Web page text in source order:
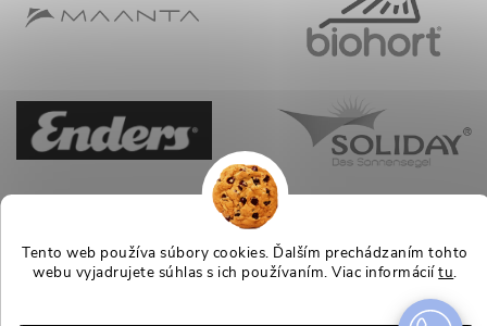
Tento web používa súbory cookies. Ďalším prechádzaním tohto
webu vyjadrujete súhlas s ich používaním. Viac informáciítu.